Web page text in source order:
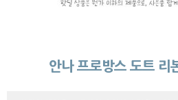
안나 프로방스 도트 리